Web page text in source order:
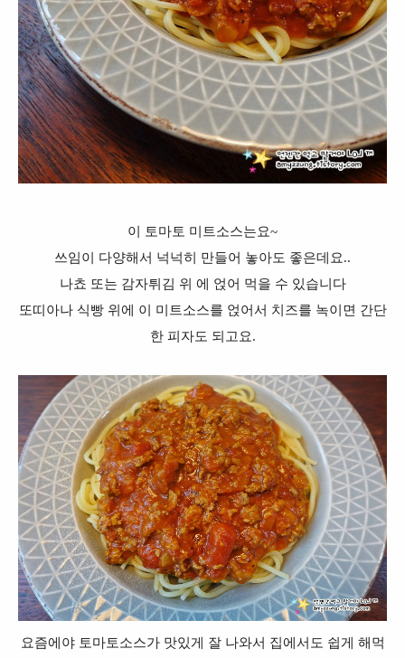
이 토마토 미트소스는요~
쓰임이 다양해서 넉넉히 만들어 놓아도 좋은데요..
나쵸 또는 감자튀김 위 에 얹어 먹을 수 있습니다
또띠아나 식빵 위에 이 미트소스를 얹어서 치즈를 녹이면 간단
한 피자도 되고요.
요즘에야 토마토소스가 맛있게 잘 나와서 집에서도 쉽게 해먹